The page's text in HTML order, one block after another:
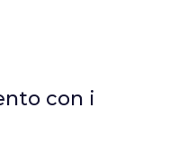
con i